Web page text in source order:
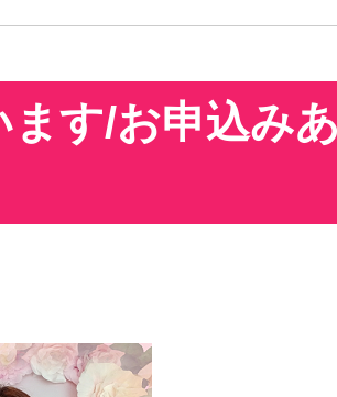
す/お申込み